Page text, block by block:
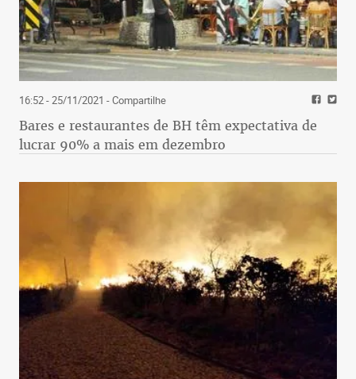
16:52 - 25/11/2021 - Compartilhe
Bares e restaurantes de BH têm expectativa de
lucrar 90% a mais em dezembro